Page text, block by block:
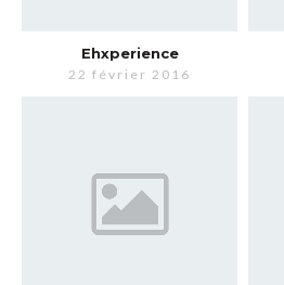
Ehxperience
22 février 2016